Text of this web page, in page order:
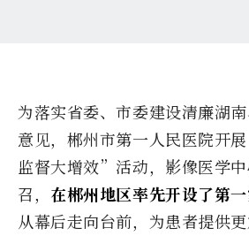
为落实省委、市委建设清廉湖
意见，郴州市第一人民医院开
监督大增效”活动，影像医学
召， 在郴州地区率先开设了第
从幕后走向台前，为患者提供